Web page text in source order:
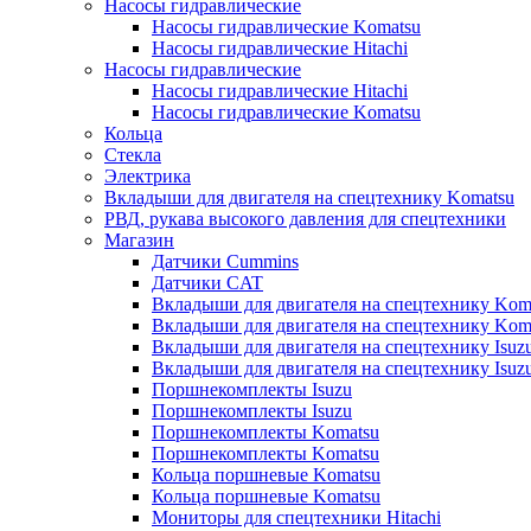
Насосы гидравлические
Насосы гидравлические Komatsu
Насосы гидравлические Hitachi
Насосы гидравлические
Насосы гидравлические Hitachi
Насосы гидравлические Komatsu
Кольца
Стекла
Электрика
Вкладыши для двигателя на спецтехнику Komatsu
РВД, рукава высокого давления для спецтехники
Магазин
Датчики Cummins
Датчики CAT
Вкладыши для двигателя на спецтехнику
Вкладыши для двигателя на спецтехнику
Вкладыши для двигателя на спецтехнику
Вкладыши для двигателя на спецтехнику
Поршнекомплекты Isuzu
Поршнекомплекты Isuzu
Поршнекомплекты Komatsu
Поршнекомплекты Komatsu
Кольца поршневые Komatsu
Кольца поршневые Komatsu
Мониторы для спецтехники Hitachi